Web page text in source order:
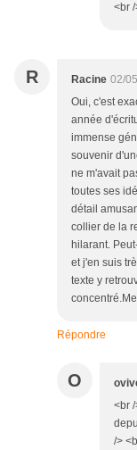
<br
R Racine 02/
Oui, c'est
année
immense
souvenir
ne m'avait
toutes ses
détail
collier de la
hilarant.
et j'en suis
texte y
Répondre
O
<br
/>